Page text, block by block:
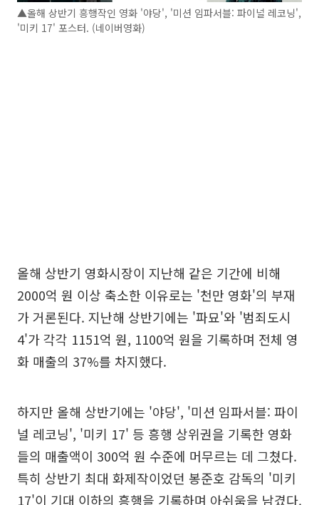
▲올해 상반기 흥행작인 영화 '야당', '미션 임파서블: 파이널 레코닝',
'미키 17' 포스터. (네이버영화)
올해 상반기 영화시장이 지난해 같은 기간에 비해
2000억 원 이상 축소한 이유로는 '천만 영화'의 부재
가 거론된다. 지난해 상반기에는 '파묘'와 '범죄도시
4'가 각각 1151억 원, 1100억 원을 기록하며 전체 영
화 매출의 37%를 차지했다.
하지만 올해 상반기에는 '야당', '미션 임파서블: 파이
널 레코닝', '미키 17' 등 흥행 상위권을 기록한 영화
들의 매출액이 300억 원 수준에 머무르는 데 그쳤다.
특히 상반기 최대 화제작이었던 봉준호 감독의 '미키
17'이 기대 이하의 흥행을 기록하며 아쉬움을 남겼다.